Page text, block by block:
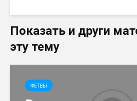
Показать и други
эту тему
ФЕТВЫ